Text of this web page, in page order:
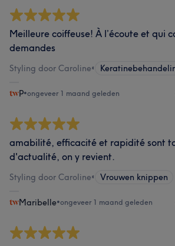
Meilleure coiffeuse! À l’écoute et qui
demandes
Styling door Caroline•
P•ongeveer 1 maand geleden
amabilité, efficacité et rapidité sont
d'actualité, on y revient.
Styling door Caroline• Vrouwen knippen
Maribelle•ongeveer 1 maand geleden